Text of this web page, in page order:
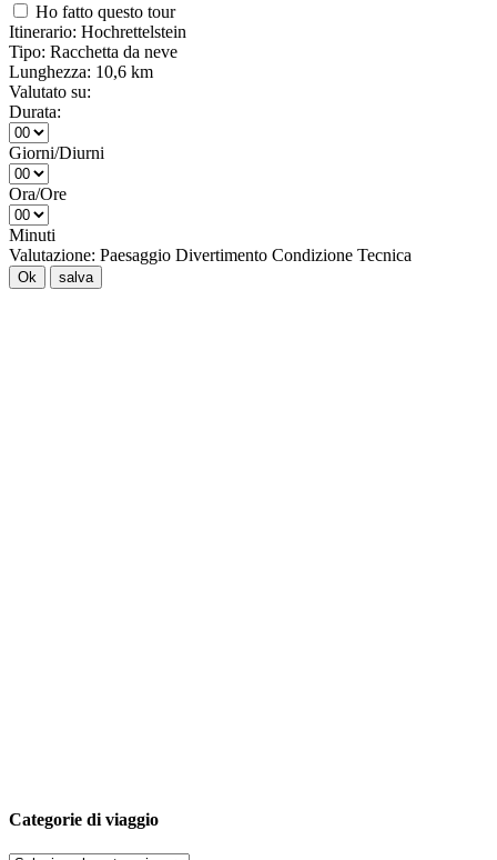
Ho fatto questo tour
Itinerario: Hochrettelstein
Tipo: Racchetta da neve
Lunghezza: 10,6 km
Valutato su:
Durata:
Giorni/Diurni
Ora/Ore
Minuti
Valutazione: Paesaggio Divertimento Condizione Tecnica
Ok salva
Categorie di viaggio